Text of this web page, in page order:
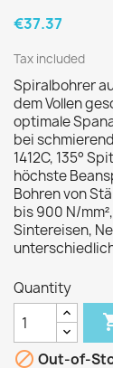
€37.37
Tax included
Spiralbohrer
dem Vollen
optimale
bei
1412C, 135°
höchste
Bohren von
bis 900 N/
Sintereisen,
Quantity
 Out-of-